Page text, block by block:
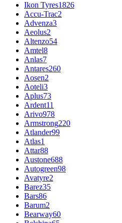
Ikon Tyres1826
Accu-Trac2
Advenza3
Aeolus2
Altenzo54
Amtel8
Anlas7
Antares260
Aosen2
Aoteli3
Aplus73
Ardent11
Arivo978
Armstrong220
Atlander99
Atlas1
Attar88
Austone688
Autogreen98
Avatyre2
Barez35
Bars86
Barum2
Bearway60